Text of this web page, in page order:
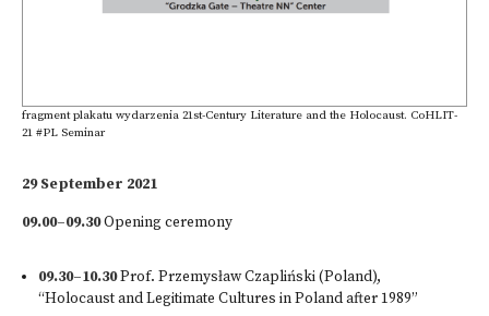
fragment plakatu wydarzenia 21st-Century Literature and the Holocaust. CoHLIT-
21 #PL Seminar
29 September 2021
09.00–09.30Opening ceremony
09.30–10.30Prof. Przemysław Czapliński (Poland),
“Holocaust and Legitimate Cultures in Poland after 1989”